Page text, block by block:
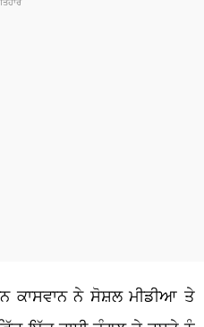
ਕਾਸਵਾਨ ਨੇ ਸੋਸ਼ਲ ਮੀਡੀਆ ਤੇ